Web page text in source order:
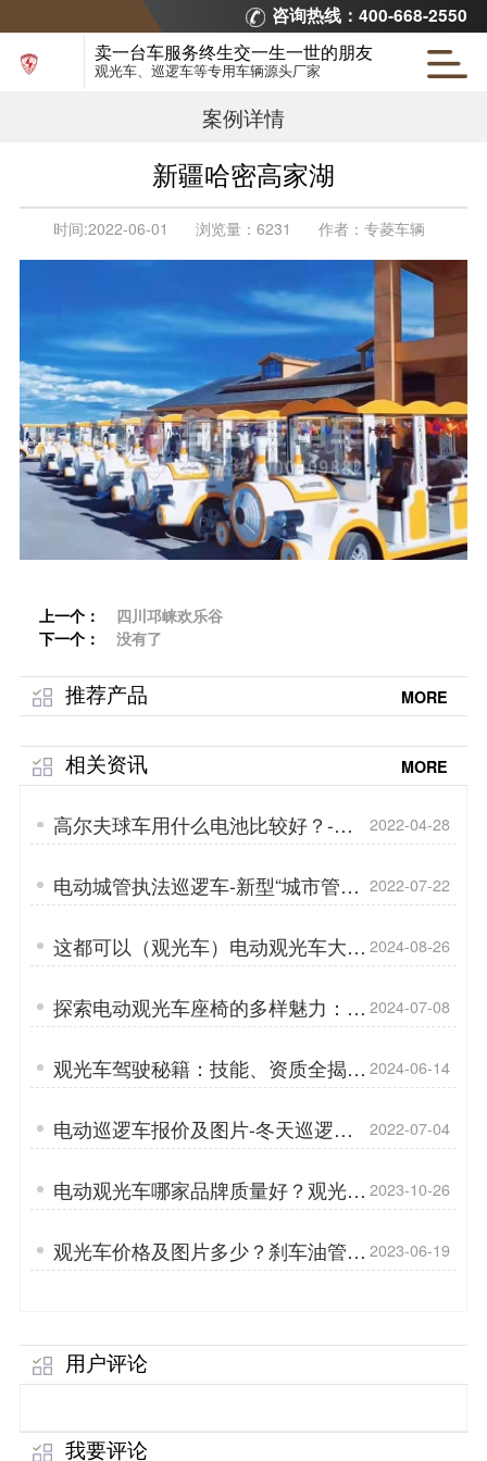
咨询热线：400-668-2550
卖一台车服务终生交一生一世的朋友
观光车、巡逻车等专用车辆源头厂家
案例详情
新疆哈密高家湖
时间:2022-06-01 浏览量： 6231 作者： 专菱车辆
上一个：
四川邛崃欢乐谷
下一个：
没有了
推荐产品 MORE
相关资讯 MORE
高尔夫球车用什么电池比较好？-电
池就是车辆的心脏「专菱」
2022-04-28
电动城管执法巡逻车-新型“城市管
家”，办实事「专菱」
2022-07-22
这都可以（观光车）电动观光车大概
多少钱「专菱」
2024-08-26
探索电动观光车座椅的多样魅力：从
舒适到奢华的升级之旅「专菱」
2024-07-08
观光车驾驶秘籍：技能、资质全揭
秘！「专菱」
2024-06-14
电动巡逻车报价及图片-冬天巡逻车
维护方法「专菱」
2022-07-04
电动观光车哪家品牌质量好？观光车
前伸车头设计的好处？「专菱」
2023-10-26
观光车价格及图片多少？刹车油管知
识科普「专菱」
2023-06-19
用户评论
我要评论